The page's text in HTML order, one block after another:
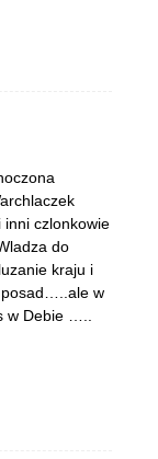
inni czlonkowie
do
kraju i
posad…..ale w
w Debie …..